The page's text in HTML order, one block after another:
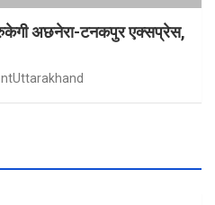
अछनेरा-टनकपुर एक्सप्रेस,